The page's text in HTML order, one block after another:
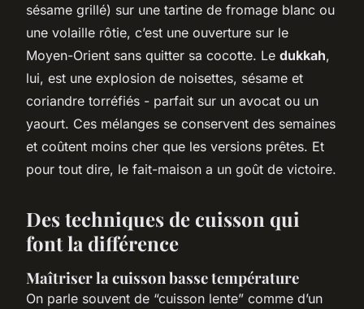
sésame grillé) sur une tartine de fromage blanc ou
une volaille rôtie, c’est une ouverture sur le
Moyen-Orient sans quitter sa cocotte. Le dukkah,
lui, est une explosion de noisettes, sésame et
coriandre torréfiés - parfait sur un avocat ou un
yaourt. Ces mélanges se conservent des semaines
et coûtent moins cher que les versions prêtes. Et
pour tout dire, le fait-maison a un goût de victoire.
Des techniques de cuisson qui
font la différence
Maîtriser la cuisson basse température
On parle souvent de “cuisson lente” comme d’un